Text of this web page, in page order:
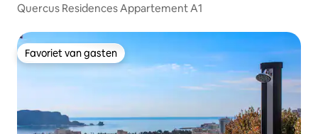
Quercus Residences Appartement A1
Favoriet van gasten
Favoriet van gasten